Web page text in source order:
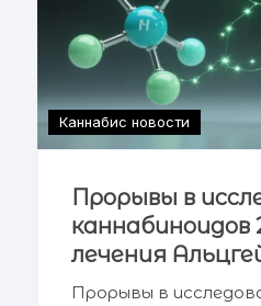
Каннабис новости
Прорывы в
каннабиноидов
лечения
Прорывы в